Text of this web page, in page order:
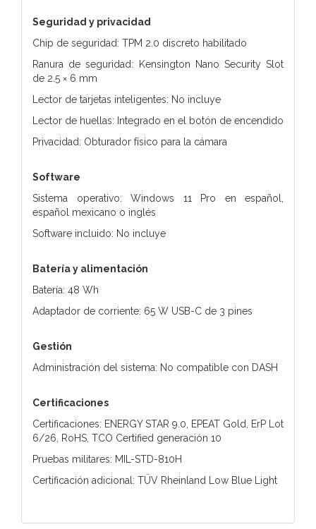
Seguridad y privacidad
Chip de seguridad: TPM 2.0 discreto habilitado
Ranura de seguridad: Kensington Nano Security Slot
de 2.5 × 6 mm
Lector de tarjetas inteligentes: No incluye
Lector de huellas: Integrado en el botón de encendido
Privacidad: Obturador físico para la cámara
Software
Sistema operativo: Windows 11 Pro en español,
español mexicano o inglés
Software incluido: No incluye
Batería y alimentación
Batería: 48 Wh
Adaptador de corriente: 65 W USB-C de 3 pines
Gestión
Administración del sistema: No compatible con DASH
Certificaciones
Certificaciones: ENERGY STAR 9.0, EPEAT Gold, ErP Lot
6/26, RoHS, TCO Certified generación 10
Pruebas militares: MIL-STD-810H
Certificación adicional: TÜV Rheinland Low Blue Light